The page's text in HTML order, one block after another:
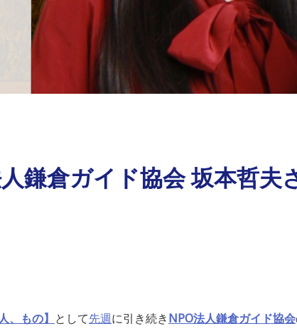
鎌倉ガイド協会 坂本哲夫
、もの】 として先週に引き続きNPO法人鎌倉ガイド協会